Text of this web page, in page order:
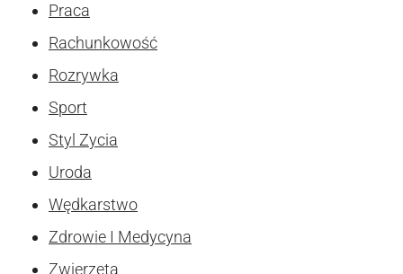
Praca
Rachunkowość
Rozrywka
Sport
Styl Zycia
Uroda
Wędkarstwo
Zdrowie I Medycyna
Zwierzęta